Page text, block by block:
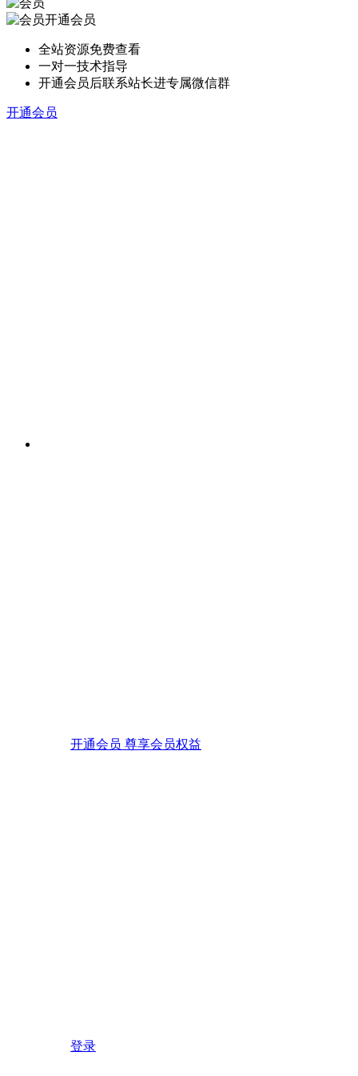
开通会员
全站资源免费查看
一对一技术指导
开通会员后联系站长进专属微信群
开通会员
开通会员 尊享会员权益
登录